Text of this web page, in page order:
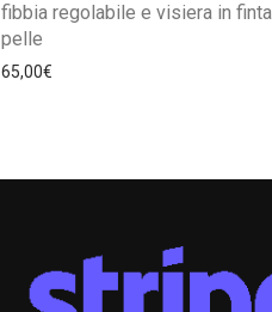
fibbia regolabile e visiera in finta
pelle
65,00€